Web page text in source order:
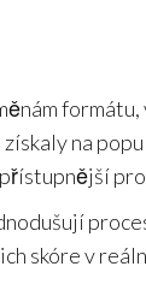
získaly na
skóre v